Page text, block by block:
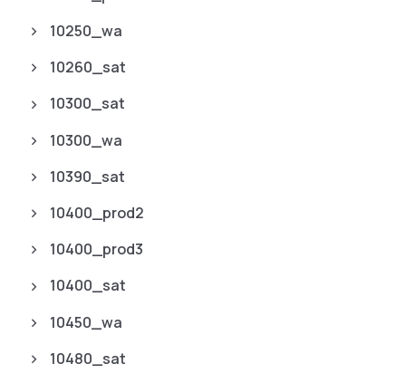
10250_wa
10260_sat
10300_sat
10300_wa
10390_sat
10400_prod2
10400_prod3
10400_sat
10450_wa
10480_sat